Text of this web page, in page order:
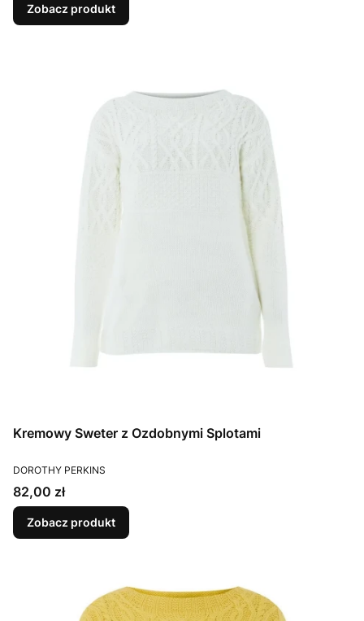
Zobacz produkt
Kremowy Sweter z Ozdobnymi Splotami
PRODUCENT
DOROTHY PERKINS
Cena
82,00 zł
Zobacz produkt